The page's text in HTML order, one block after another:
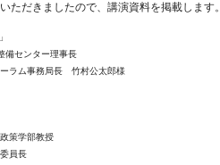
だきましたので、講演資料を掲載します。
ンター理事長
務局長 竹村公太郎様
学部教授
長